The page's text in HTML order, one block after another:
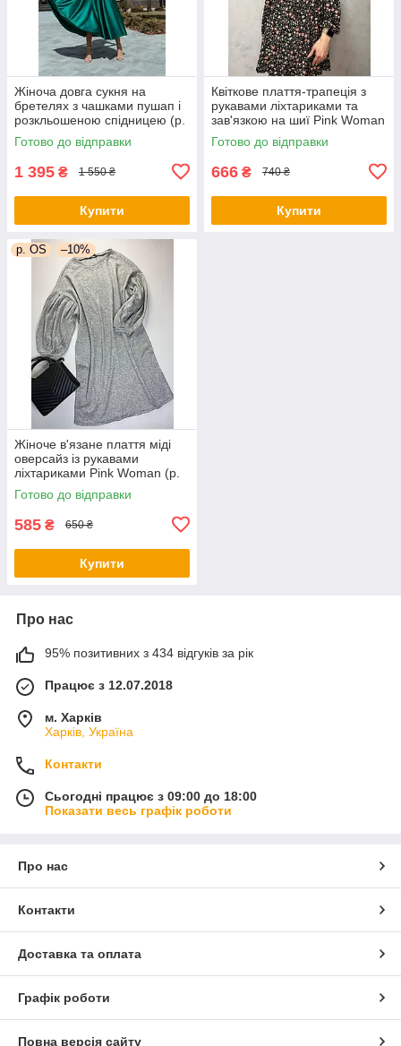
Жіноча довга сукня на
бретелях з чашками пушап і
розкльошеною спідницею (р.
44) 66py6043Qr
Готово до відправки
1 395 ₴ 1 550 ₴
Купити
Квіткове плаття-трапеція з
рукавами ліхтариками та
зав'язкою на шиї Pink Woman
(р. 42-44) 1035205r
Готово до відправки
666 ₴ 740 ₴
Купити
р. OS –10%
Жіноче в'язане плаття міді
оверсайз із рукавами
ліхтариками Pink Woman (р.
OS) 1035266r
Готово до відправки
585 ₴ 650 ₴
Купити
Про нас
95% позитивних з 434 відгуків за рік
Працює з 12.07.2018
м. Харків
Харків, Україна
Контакти
Сьогодні працює з 09:00 до 18:00
Показати весь графік роботи
Про нас
Контакти
Доставка та оплата
Графік роботи
Повна версія сайту